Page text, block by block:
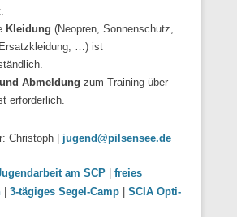
Kleidung (Neopren, Sonnenschutz,
…) ist
Abmeldung zum Training über
erforderlich.
Christoph | jugend@pilsensee.de
am SCP
freies
3-tägiges Segel-Camp
SCIA Opti-